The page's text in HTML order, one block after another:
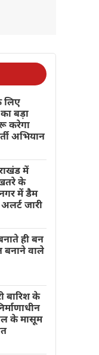
लिए
बड़ा
करेगा
अभियान
में
के
में डैम
जारी
ही बन
बनाने वाले
बारिश के
के मासूम